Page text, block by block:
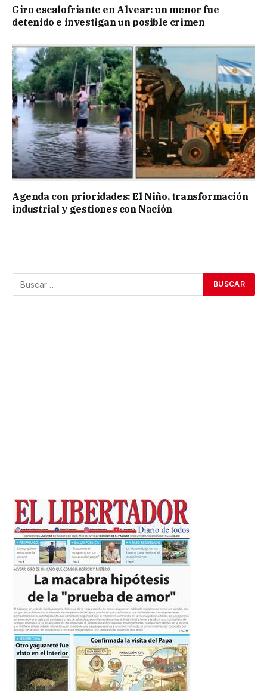
Giro escalofriante en Alvear: un menor fue
detenido e investigan un posible crimen
Agenda con prioridades: El Niño, transformación
industrial y gestiones con Nación